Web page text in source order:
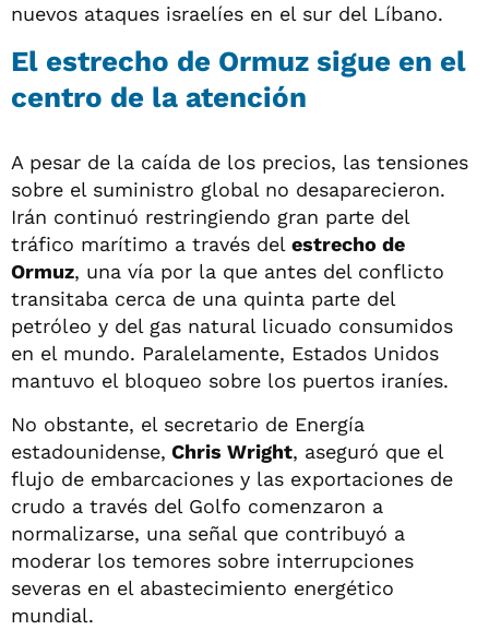
nuevos ataques israelíes en el sur del Líbano.
El estrecho de Ormuz sigue en el
centro de la atención
A pesar de la caída de los precios, las tensiones
sobre el suministro global no desaparecieron.
Irán continuó restringiendo gran parte del
tráfico marítimo a través del estrecho de
Ormuz, una vía por la que antes del conflicto
transitaba cerca de una quinta parte del
petróleo y del gas natural licuado consumidos
en el mundo. Paralelamente, Estados Unidos
mantuvo el bloqueo sobre los puertos iraníes.
No obstante, el secretario de Energía
estadounidense, Chris Wright, aseguró que el
flujo de embarcaciones y las exportaciones de
crudo a través del Golfo comenzaron a
normalizarse, una señal que contribuyó a
moderar los temores sobre interrupciones
severas en el abastecimiento energético
mundial.